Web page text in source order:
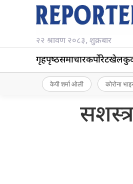
२२ श्रावण २०८३, शुक्रबार
गृहपृष्‍ठसमाचारकर्पोरेट
केपी शर्मा ओली कोरोना